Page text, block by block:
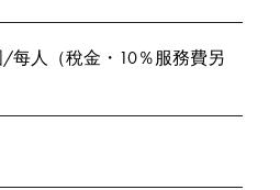
每人（稅金・10％服務費另